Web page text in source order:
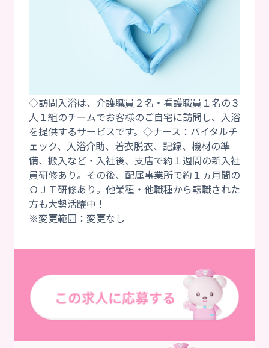
◇訪問入浴は、介護職員２名・看護職員１名の３
人１組のチームでお客様のご自宅に訪問し、入浴
を提供するサービスです。◇ナース：バイタルチ
ェック、入浴介助、着衣脱衣、記録、機材の準
備、搬入など・入社後、支店で約１週間の新入社
員研修あり。その後、配属事業所で約１ヵ月間の
ＯＪＴ研修あり。他業種・他職種から転職された
方も大勢活躍中！